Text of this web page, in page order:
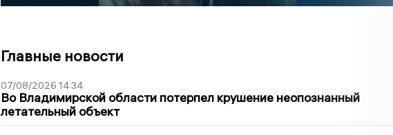
Главные новости
07/08/2026 14:34
Во Владимирской области потерпел крушение неопознанный
летательный объект